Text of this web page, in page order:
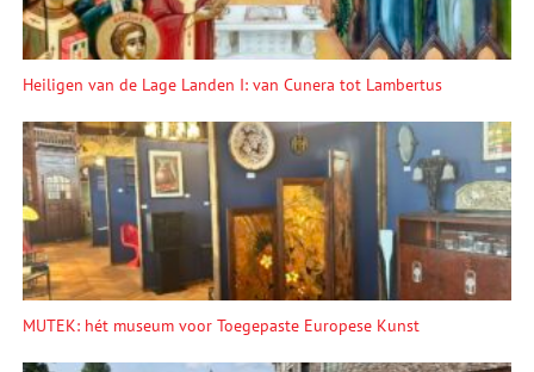
Heiligen van de Lage Landen I: van Cunera tot Lambertus
MUTEK: hét museum voor Toegepaste Europese Kunst